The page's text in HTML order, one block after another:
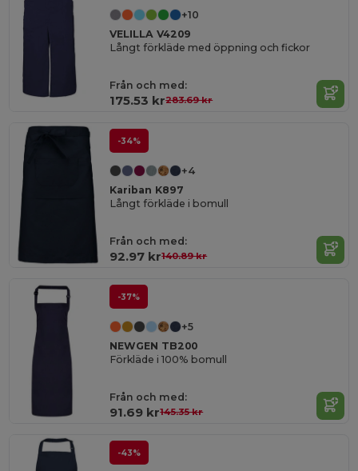
+10
VELILLA V4209
Långt förkläde med öppning och fickor
Från och med:
175.53 kr283.69 kr
-34%
+4
Kariban K897
Långt förkläde i bomull
Från och med:
92.97 kr140.89 kr
-37%
+5
NEWGEN TB200
Förkläde i 100% bomull
Från och med:
91.69 kr145.35 kr
-43%